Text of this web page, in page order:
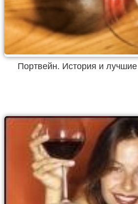
Портвейн. История и